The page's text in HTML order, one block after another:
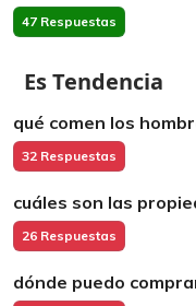
47 Respuestas
Es Tendencia
qué comen los
32 Respuestas
cuáles son las
26 Respuestas
dónde puedo